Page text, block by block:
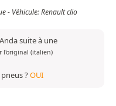
- Véhicule: Renault clio
suite à une
l'original (italien)
?OUI